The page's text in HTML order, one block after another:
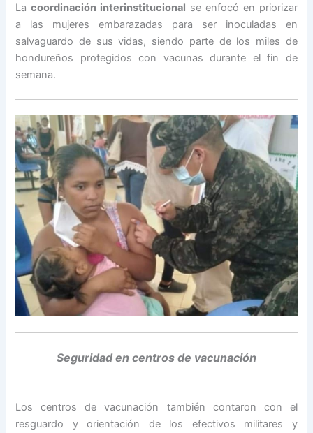
Lacoordinación interinstitucional se enfocó en priorizar
a las mujeres embarazadas para ser inoculadas en
salvaguardo de sus vidas, siendo parte de los miles de
hondureños protegidos con vacunas durante el fin de
semana.
Seguridad en centros de vacunación
Los centros de vacunación también contaron con el
resguardo y orientación de los efectivos militares y